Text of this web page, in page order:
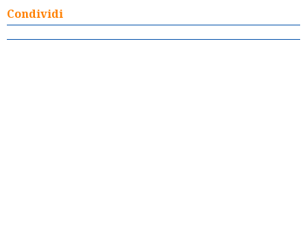
Condividi